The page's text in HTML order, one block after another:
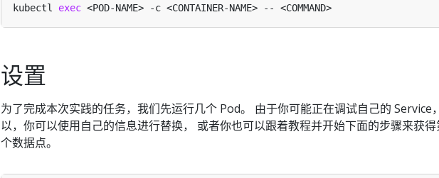
kubectl exec
设置
为了完成本次实践的任务，我们先运行几个 Pod。 由于你可能正在调试自己的 Service
以，你可以使用自己的信息进行替换， 或者你也可以跟着教程并开始下面的步骤来获
个数据点。